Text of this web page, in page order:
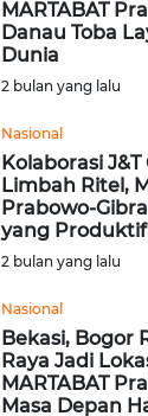
MARTABAT
Danau Toba
Dunia
2 bulan yang lalu
Nasional
Kolaborasi
Limbah Ritel,
Prabowo-
yang Produktif
2 bulan yang lalu
Nasional
Bekasi, Bogor
Raya Jadi
MARTABAT
Masa Depan